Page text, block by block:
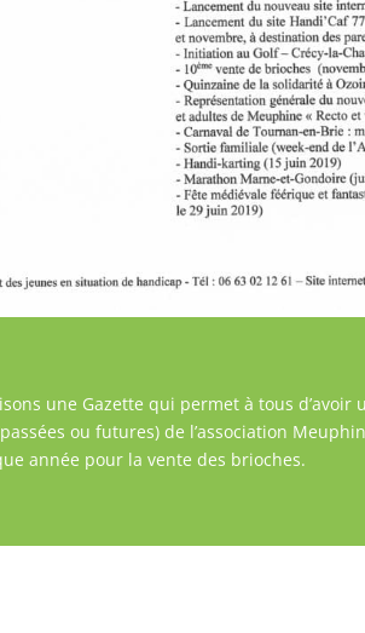
une Gazette qui permet à tous d’avoir
ou futures) de l’association
année pour la vente des brioches.